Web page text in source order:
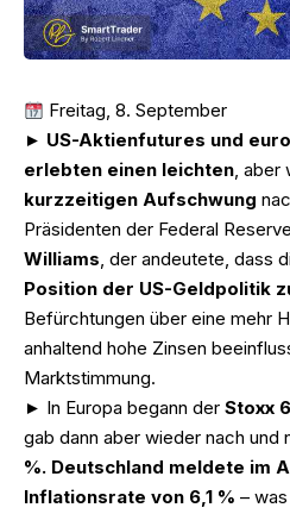
Freitag, 8. September
► US-Aktienfutures und
erlebten einen leichten, aber
kurzzeitigen Aufschwung
Präsidenten der Federal
Williams, der andeutete, dass
Position der US-Geldpolitik
Befürchtungen über eine mehr
anhaltend hohe Zinsen
Marktstimmung.
► In Europa begann der Stoxx
gab dann aber wieder nach und
%. Deutschland meldete im
Inflationsrate von 6,1 % –